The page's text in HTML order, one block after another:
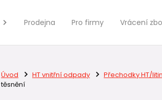
Prodejna Pro firmy Vrácení
Úvod HT vnitřní odpady Přechodky HT/
těsnění